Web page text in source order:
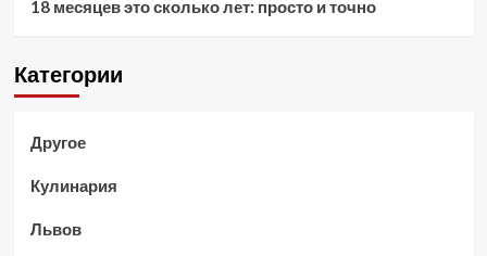
18 месяцев это сколько лет: просто и точно
Категории
Другое
Кулинария
Львов